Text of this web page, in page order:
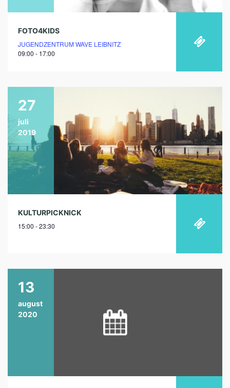
FOTO4KIDS
JUGENDZENTRUM WAVE LEIBNITZ
09:00 - 17:00
27
juli
2019
KULTURPICKNICK
15:00 - 23:30
13
august
2020